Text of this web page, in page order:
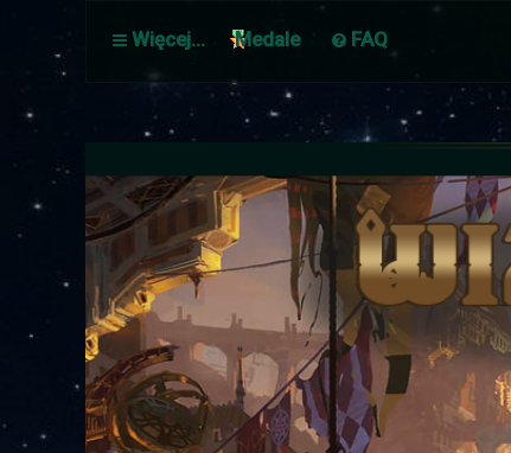
Więcej… Medale FAQ